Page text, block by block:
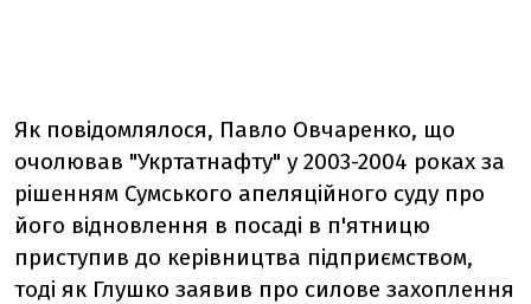
Як повідомлялося, Павло Овчаренко, що
очолював "Укртатнафту" у 2003-2004 роках за
рішенням Сумського апеляційного суду про
його відновлення в посаді в п'ятницю
приступив до керівництва підприємством,
тоді як Глушко заявив про силове захоплення